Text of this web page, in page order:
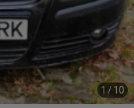
1 /10